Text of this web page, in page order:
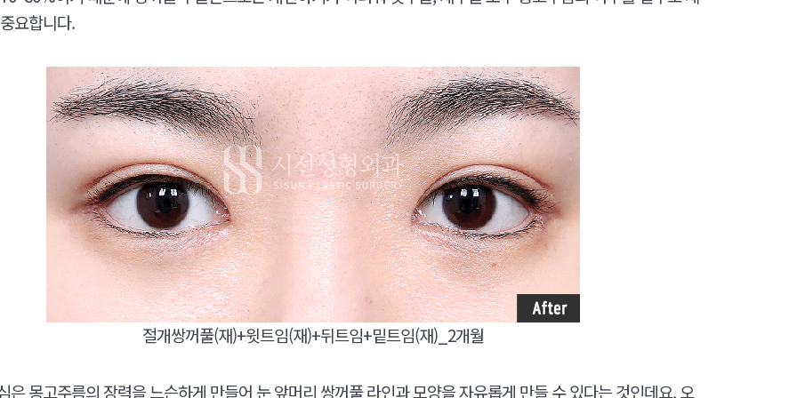
요합니다.
절개쌍꺼풀(재)+윗트임(재)+뒤트임+밑트임(재)_2개월
은 몽고주름의 장력을 느슨하게 만들어 눈 앞머리 쌍꺼풀 라인과 모양을 자유롭게 만들 수 있다는 것인데요. 오